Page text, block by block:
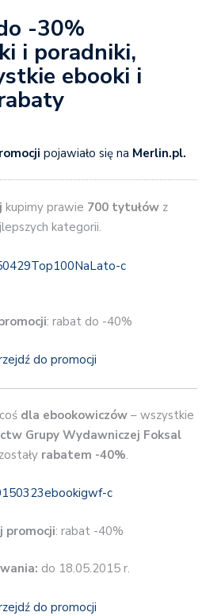
-30%
i poradniki,
ebooki i
pojawiało się na Merlin.pl.
kupimy prawie 700 tytułówz
kategorii.
: rabat do -40%
do promocji
dla ebookowiczów– wszystkie
Grupy Wydawniczej Foksal
rabatem -40%.
promocji: rabat -40%
do 18.05.2015 r.
do promocji